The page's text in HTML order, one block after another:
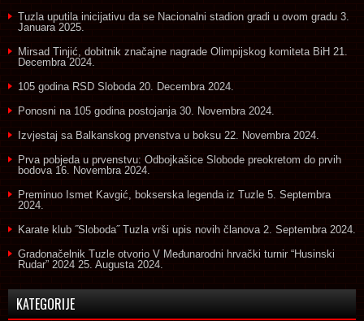
Tuzla uputila inicijativu da se Nacionalni stadion gradi u ovom gradu 3.
Januara 2025.
Mirsad Tinjić, dobitnik značajne nagrade Olimpijskog komiteta BiH 21.
Decembra 2024.
105 godina RSD Sloboda 20. Decembra 2024.
Ponosni na 105 godina postojanja 30. Novembra 2024.
Izvjestaj sa Balkanskog prvenstva u boksu 22. Novembra 2024.
Prva pobjeda u prvenstvu: Odbojkašice Slobode preokretom do prvih
bodova 16. Novembra 2024.
Preminuo Ismet Kavgić, bokserska legenda iz Tuzle 5. Septembra
2024.
Karate klub ˝Sloboda˝ Tuzla vrši upis novih članova 2. Septembra 2024.
Gradonačelnik Tuzle otvorio V Međunarodni hrvački turnir “Husinski
Rudar” 2024 25. Augusta 2024.
KATEGORIJE